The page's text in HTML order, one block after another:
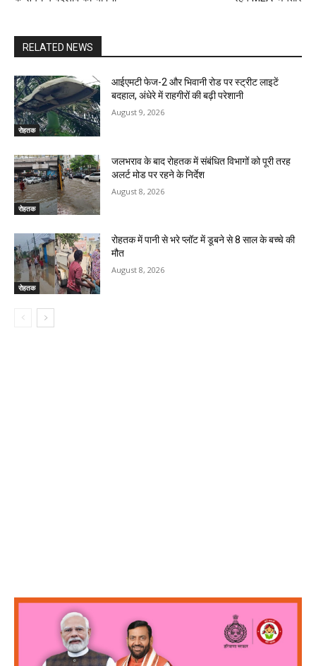
RELATED NEWS
रोहतक
आईएमटी फेज-2 और भिवानी रोड पर स्ट्रीट लाइटें
बदहाल, अंधेरे में राहगीरों की बढ़ी परेशानी
August 9, 2026
रोहतक
जलभराव के बाद रोहतक में संबंधित विभागों को पूरी तरह
अलर्ट मोड पर रहने के निर्देश
August 8, 2026
रोहतक
रोहतक में पानी से भरे प्लॉट में डूबने से 8 साल के बच्चे की
मौत
August 8, 2026